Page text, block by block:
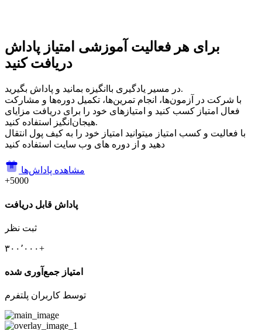
برای هر فعالیت آموزشی امتیاز پاداش
دریافت کنید
در مسیر یادگیری باانگیزه بمانید و پاداش بگیرید.
با شرکت در آزمون‌ها، انجام تمرین‌ها، تکمیل دوره‌ها و مشارکت
فعال امتیاز کسب کنید و امتیازهای خود را برای دریافت مزایای
هیجان‌انگیز استفاده کنید.
با فعالیت و کسب امتیاز میتوانید امتیاز خود را به کیف پول انتقال
دهید و از دوره های وب سایت استفاده کنید
مشاهده پاداش‌ها
+5000
پاداش قابل دریافت
ثبت نظر
۳۰۰٬۰۰۰+
امتیاز جمع‌آوری شده
توسط کاربران پلتفرم